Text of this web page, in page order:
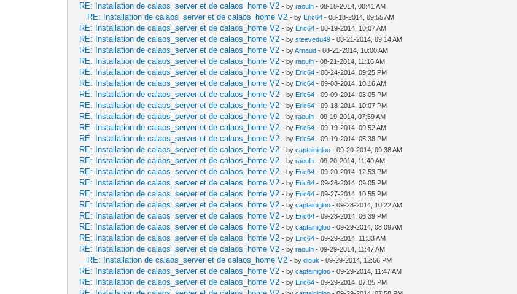
RE: Installation de calaos_server et de calaos_home V2 - byraoulh - 08-18-2014, 08:41 AM
RE: Installation de calaos_server et de calaos_home V2 - by Eric64 - 08-18-2014, 09:55 AM
RE: Installation de calaos_server et de calaos_home V2 - by Eric64 - 08-19-2014, 10:07 AM
RE: Installation de calaos_server et de calaos_home V2 - bysteevedu49 - 08-21-2014, 09:14 AM
RE: Installation de calaos_server et de calaos_home V2 - byArnaud - 08-21-2014, 10:00 AM
RE: Installation de calaos_server et de calaos_home V2 - byraoulh - 08-21-2014, 11:16 AM
RE: Installation de calaos_server et de calaos_home V2 - by Eric64 - 08-24-2014, 09:25 PM
RE: Installation de calaos_server et de calaos_home V2 - by Eric64 - 09-08-2014, 10:16 AM
RE: Installation de calaos_server et de calaos_home V2 - by Eric64 - 09-09-2014, 03:05 PM
RE: Installation de calaos_server et de calaos_home V2 - by Eric64 - 09-18-2014, 10:07 PM
RE: Installation de calaos_server et de calaos_home V2 - byraoulh - 09-19-2014, 07:59 AM
RE: Installation de calaos_server et de calaos_home V2 - by Eric64 - 09-19-2014, 09:52 AM
RE: Installation de calaos_server et de calaos_home V2 - by Eric64 - 09-19-2014, 05:38 PM
RE: Installation de calaos_server et de calaos_home V2 - bycaptainigloo - 09-20-2014, 09:38 AM
RE: Installation de calaos_server et de calaos_home V2 - byraoulh - 09-20-2014, 11:40 AM
RE: Installation de calaos_server et de calaos_home V2 - by Eric64 - 09-20-2014, 12:53 PM
RE: Installation de calaos_server et de calaos_home V2 - by Eric64 - 09-26-2014, 09:05 PM
RE: Installation de calaos_server et de calaos_home V2 - by Eric64 - 09-27-2014, 10:55 PM
RE: Installation de calaos_server et de calaos_home V2 - bycaptainigloo - 09-28-2014, 10:22 AM
RE: Installation de calaos_server et de calaos_home V2 - by Eric64 - 09-28-2014, 06:39 PM
RE: Installation de calaos_server et de calaos_home V2 - bycaptainigloo - 09-29-2014, 08:09 AM
RE: Installation de calaos_server et de calaos_home V2 - by Eric64 - 09-29-2014, 11:33 AM
RE: Installation de calaos_server et de calaos_home V2 - byraoulh - 09-29-2014, 11:47 AM
RE: Installation de calaos_server et de calaos_home V2 - bydiouk - 09-29-2014, 12:56 PM
RE: Installation de calaos_server et de calaos_home V2 - bycaptainigloo - 09-29-2014, 11:47 AM
RE: Installation de calaos_server et de calaos_home V2 - by Eric64 - 09-29-2014, 07:05 PM